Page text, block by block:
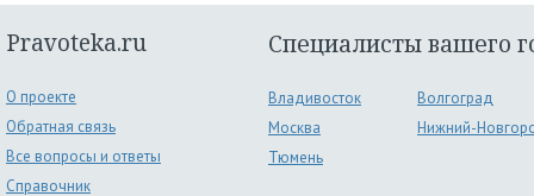
Pravoteka.ru
О проекте
Обратная связь
Все вопросы и ответы
Справочник
Специалисты вашего
Владивосток
Волгоград
Москва
Нижний-
Тюмень